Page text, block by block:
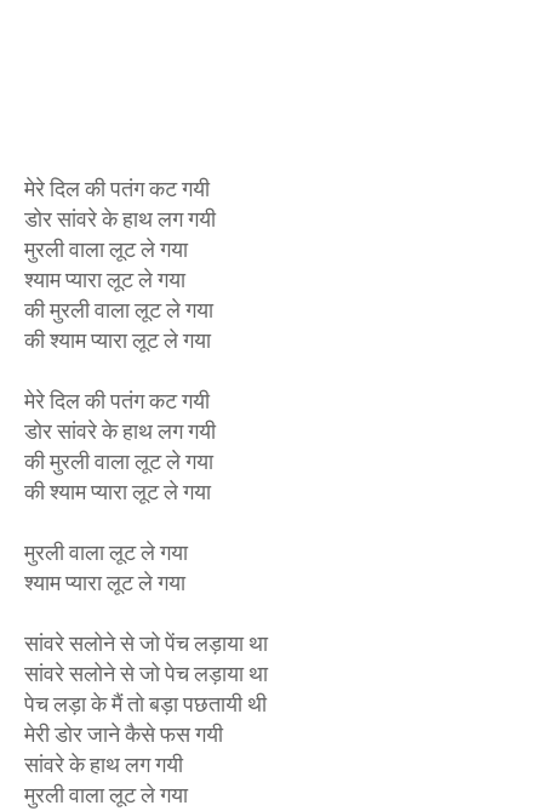
मेरे दिल की पतंग कट गयी
डोर सांवरे के हाथ लग गयी
मुरली वाला लूट ले गया
श्याम प्यारा लूट ले गया
की मुरली वाला लूट ले गया
की श्याम प्यारा लूट ले गया
मेरे दिल की पतंग कट गयी
डोर सांवरे के हाथ लग गयी
की मुरली वाला लूट ले गया
की श्याम प्यारा लूट ले गया
मुरली वाला लूट ले गया
श्याम प्यारा लूट ले गया
सांवरे सलोने से जो पेंच लड़ाया था
सांवरे सलोने से जो पेच लड़ाया था
पेच लड़ा के मैं तो बड़ा पछतायी थी
मेरी डोर जाने कैसे फस गयी
सांवरे के हाथ लग गयी
मुरली वाला लूट ले गया